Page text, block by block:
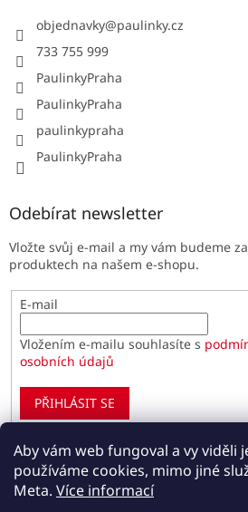
Aby vám web fungoval a vy viděli
používáme cookies, mimo jiné
Meta. Více informací
objednavky@paulinky.cz
733 755 999
PaulinkyPraha
PaulinkyPraha
paulinkypraha
PaulinkyPraha
Odebírat newsletter
Vložte svůj e-mail a my vám budeme
produktech na našem e-shopu.
E-mail
Vložením e-mailu souhlasíte s
osobních údajů
PŘIHLÁSIT SE
Vytvořil